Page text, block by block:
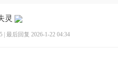
灵
最后回复 2026-1-22 04:34